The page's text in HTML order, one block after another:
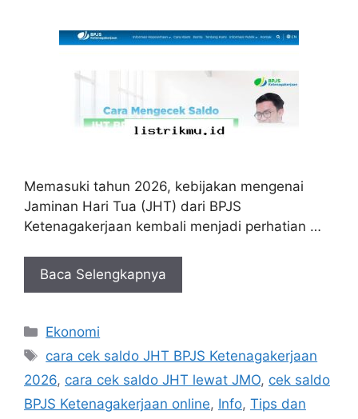
Memasuki tahun 2026, kebijakan mengenai
Jaminan Hari Tua (JHT) dari BPJS
Ketenagakerjaan kembali menjadi perhatian …
Baca Selengkapnya
Kategori
Ekonomi
Tag
cara cek saldo JHT BPJS Ketenagakerjaan
2026, cara cek saldo JHT lewat JMO, cek saldo
BPJS Ketenagakerjaan online, Info, Tips dan